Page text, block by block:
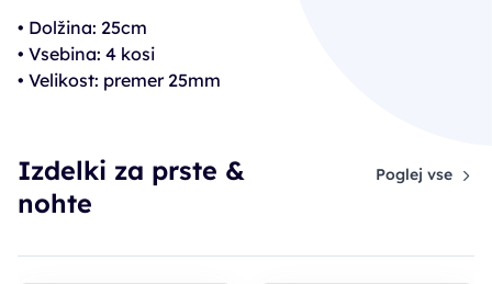
• Dolžina: 25cm
• Vsebina: 4 kosi
• Velikost: premer 25mm
Izdelki za prste &
nohte
Poglej vse